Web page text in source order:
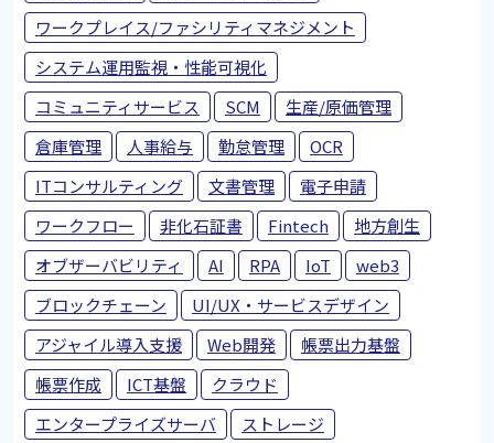
ワークプレイス/ファシリティマネジメント
システム運用監視・性能可視化
コミュニティサービス
SCM
生産/原価管理
倉庫管理
人事給与 勤怠管理
OCR
ITコンサルティング
文書管理
電子申請
ワークフロー
非化石証書 Fintech
地方創生
オブザーバビリティ
AI RPA IoT
web3
ブロックチェーン
UI/UX・サービスデザイン
アジャイル導入支援
Web開発
帳票出力基盤
帳票作成
ICT基盤
クラウド
エンタープライズサーバ
ストレージ